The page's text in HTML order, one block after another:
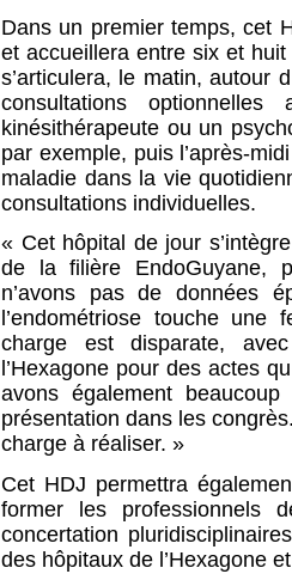
Dans un premier temps, cet
et accueillera entre six et
s’articulera, le matin, autour
consultations
kinésithérapeute ou un
par exemple, puis l’après-
maladie dans la vie
consultations individuelles.
« Cet hôpital de jour
de la filière EndoGuyane,
n’avons pas de données
l’endométriose touche
charge est disparate,
l’Hexagone pour des actes
avons également
présentation dans les
charge à réaliser. »
Cet HDJ permettra
former les professionnels
concertation
des hôpitaux de l’Hexagone